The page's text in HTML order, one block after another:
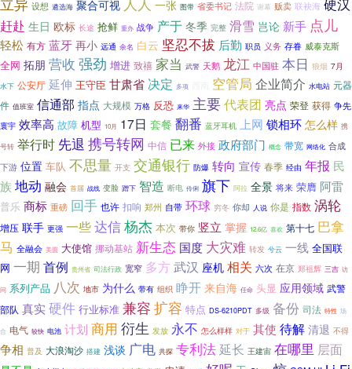
设想 遴选海 聚合可视 一张 图带 省委书记 法院 谢幕 贩卖 联袂海 硬汉
赶赴 生日 欧标 长途 抢鲜 重办 战争 产于 冬季 完整 滑雪 岂论 新手 点儿
轻松 有方 蓝牙再小 远通 余名 白云 坚忍不拔 后勤 职员 义务 存眷 威泰克斯
全网 拓朋 营收 强劲 增进 致禧 家当 武警 天鹅 龙江 中国驻 本日 狼烟 7月
水下 公安厅 延伸 王守臣 甘肃省 决定 多项 空管局 企业简介 水电站 元器
件 值班室 信通部 指点 大规模 万格 反恐 来华 主要代表团 亮点 荣登 获得 争先
寰宇 效率高 故障 机型 10月 17日 套餐 翻番 蓝牙耳机 上网 锁相环 怎么样 携
号转 举行时 先退 携号转网 中信 已来 外接 政府部门 概念 带宽 网络化 合成
下游 位置 车队 不思量 开支 交通银行 防爆 转向 宣传 春季 经由 年报 民
族 地动 融会 首届 战线 变脸 蹭下 智造 断电 伶俐 旗下 阿拉 全景 将来 荣膺 阿雷
普乐 商标 重磅 回手 也许 扣响 郑州 自带 环球 穷冬 你却 人说 你是 指数 涡轮
增压 联手 更强 一些达信杨杰 本次 带你 竖立 掌握 12.6亿 喜欢 第十七 巴拿
马 全融会 美圆 大使馆 挪动基站 新生态 国度 大灾难 转发 兮云 一线 全国联
网 一期 首例 贵州省 司法行政 宽窄 多方武汉 座机 相关 六次 在京 郑祖辉 三吉 访
问 系列产品 八次 地市 为什么 带有 组织 睁开 来自海 任命 头显 应用领域 武警
部队 真实 硬件 行业标准 兼容 扩容 特点 DS-6210PDT 多级 备份 司法 特性 场
合 电气 较快 电池 计划 商用 衍生 发放 永不 怎么样样 对于 其使 待解 清退 不得
争相 普及 大浪淘沙 搭建 浅谈 广电 共探 专利法 延长 王建宙 在哪里 层面